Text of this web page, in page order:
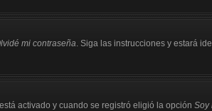
mi contraseña. Siga las instrucciones y estará
activado y cuando se registró eligió la opción Soy